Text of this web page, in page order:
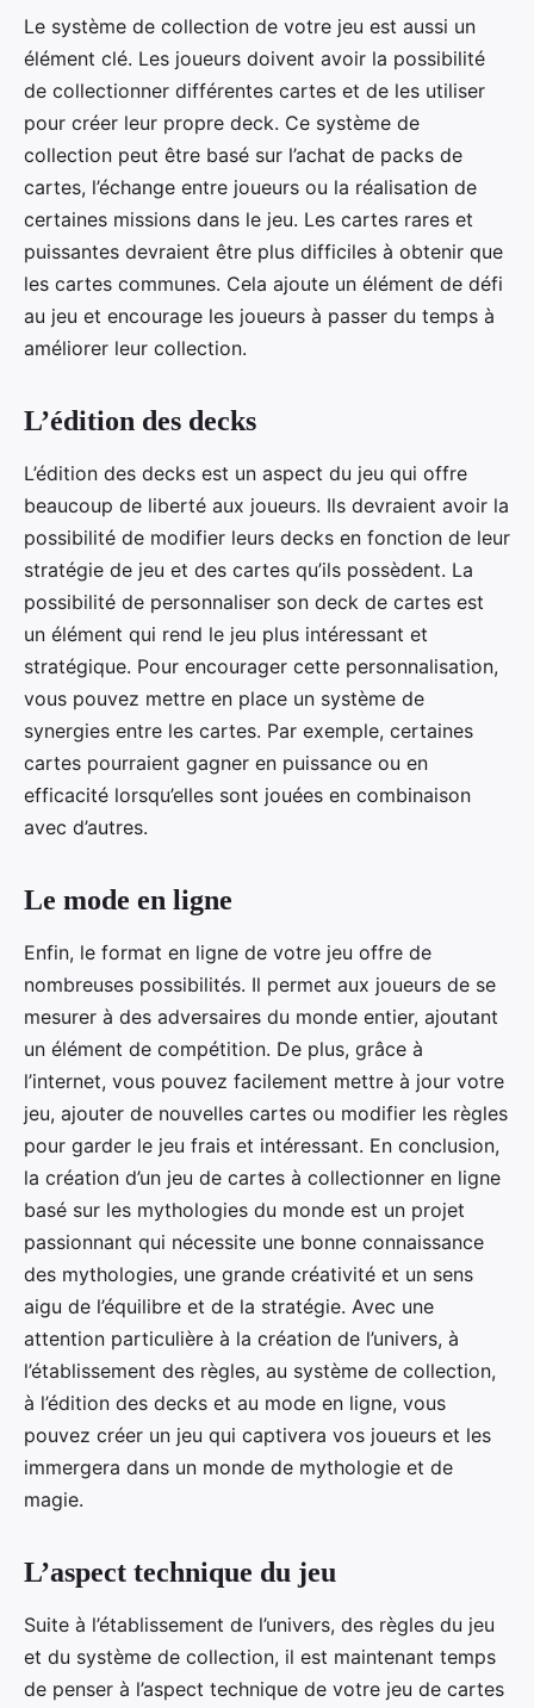
Le système de collection de votre jeu est aussi un
élément clé. Les joueurs doivent avoir la possibilité
de collectionner différentes cartes et de les utiliser
pour créer leur propre deck. Ce système de
collection peut être basé sur l’achat de packs de
cartes, l’échange entre joueurs ou la réalisation de
certaines missions dans le jeu. Les cartes rares et
puissantes devraient être plus difficiles à obtenir que
les cartes communes. Cela ajoute un élément de défi
au jeu et encourage les joueurs à passer du temps à
améliorer leur collection.
L’édition des decks
L’édition des decks est un aspect du jeu qui offre
beaucoup de liberté aux joueurs. Ils devraient avoir la
possibilité de modifier leurs decks en fonction de leur
stratégie de jeu et des cartes qu’ils possèdent. La
possibilité de personnaliser son deck de cartes est
un élément qui rend le jeu plus intéressant et
stratégique. Pour encourager cette personnalisation,
vous pouvez mettre en place un système de
synergies entre les cartes. Par exemple, certaines
cartes pourraient gagner en puissance ou en
efficacité lorsqu’elles sont jouées en combinaison
avec d’autres.
Le mode en ligne
Enfin, le format en ligne de votre jeu offre de
nombreuses possibilités. Il permet aux joueurs de se
mesurer à des adversaires du monde entier, ajoutant
un élément de compétition. De plus, grâce à
l’internet, vous pouvez facilement mettre à jour votre
jeu, ajouter de nouvelles cartes ou modifier les règles
pour garder le jeu frais et intéressant. En conclusion,
la création d’un jeu de cartes à collectionner en ligne
basé sur les mythologies du monde est un projet
passionnant qui nécessite une bonne connaissance
des mythologies, une grande créativité et un sens
aigu de l’équilibre et de la stratégie. Avec une
attention particulière à la création de l’univers, à
l’établissement des règles, au système de collection,
à l’édition des decks et au mode en ligne, vous
pouvez créer un jeu qui captivera vos joueurs et les
immergera dans un monde de mythologie et de
magie.
L’aspect technique du jeu
Suite à l’établissement de l’univers, des règles du jeu
et du système de collection, il est maintenant temps
de penser à l’aspect technique de votre jeu de cartes